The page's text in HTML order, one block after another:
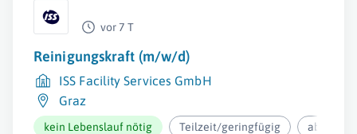
vor 7 T
Reinigungskraft (m/w/d)
ISS Facility Services GmbH
Graz
kein Lebenslauf nötig Teilzeit/geringfügig ab